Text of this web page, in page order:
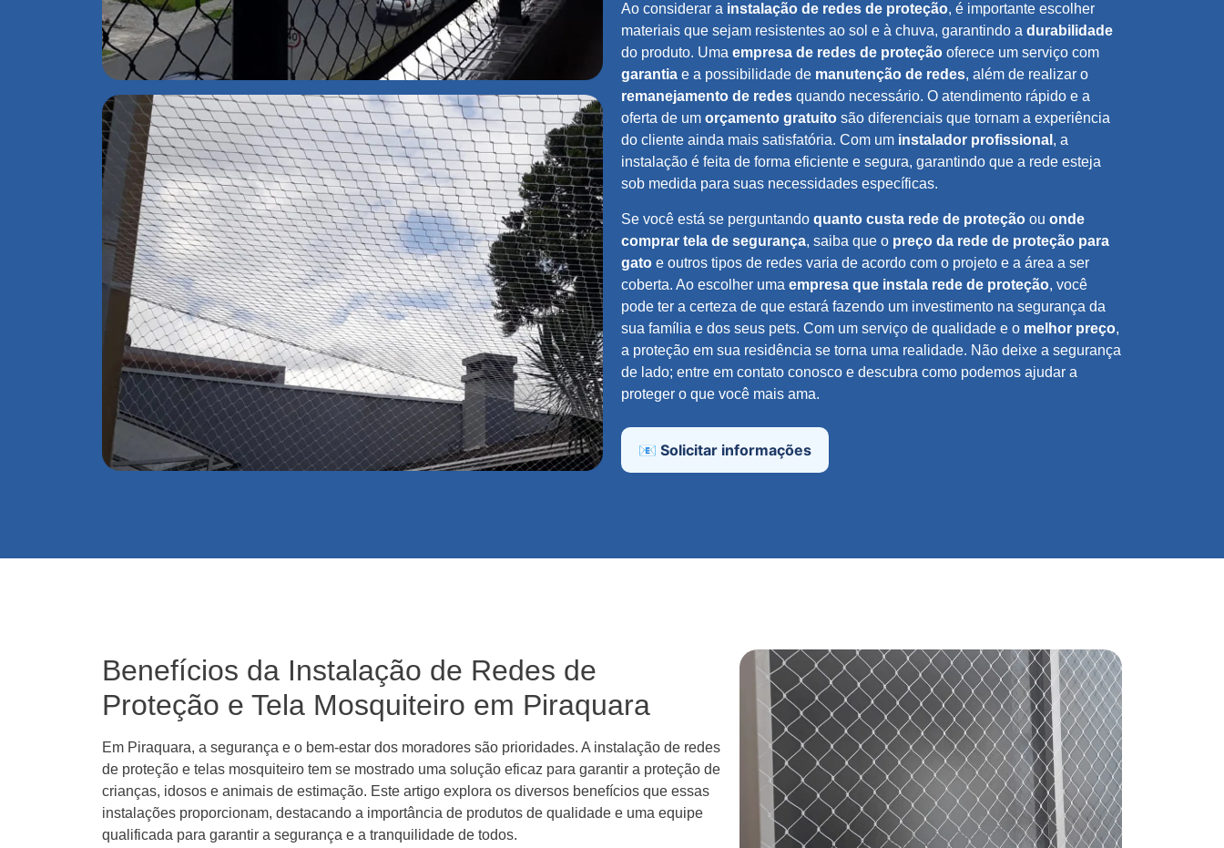
Ao considerar a instalação de redes de proteção, é importante escolher
materiais que sejam resistentes ao sol e à chuva, garantindo a durabilidade
do produto. Uma empresa de redes de proteção oferece um serviço com
garantia e a possibilidade de manutenção de redes, além de realizar o
remanejamento de redes quando necessário. O atendimento rápido e a
oferta de um orçamento gratuito são diferenciais que tornam a experiência
do cliente ainda mais satisfatória. Com um instalador profissional , a
instalação é feita de forma eficiente e segura, garantindo que a rede esteja
sob medida para suas necessidades específicas.
Se você está se perguntando quanto custa rede de proteção ou onde
comprar tela de segurança, saiba que o preço da rede de proteção para
gato e outros tipos de redes varia de acordo com o projeto e a área a ser
coberta. Ao escolher uma empresa que instala rede de proteção, você
pode ter a certeza de que estará fazendo um investimento na segurança da
sua família e dos seus pets. Com um serviço de qualidade e o melhor preço,
a proteção em sua residência se torna uma realidade. Não deixe a segurança
de lado; entre em contato conosco e descubra como podemos ajudar a
proteger o que você mais ama.
📧 Solicitar informações
Benefícios da Instalação de Redes de
Proteção e Tela Mosquiteiro em Piraquara
Em Piraquara, a segurança e o bem-estar dos moradores são prioridades. A instalação de redes
de proteção e telas mosquiteiro tem se mostrado uma solução eficaz para garantir a proteção de
crianças, idosos e animais de estimação. Este artigo explora os diversos benefícios que essas
instalações proporcionam, destacando a importância de produtos de qualidade e uma equipe
qualificada para garantir a segurança e a tranquilidade de todos.